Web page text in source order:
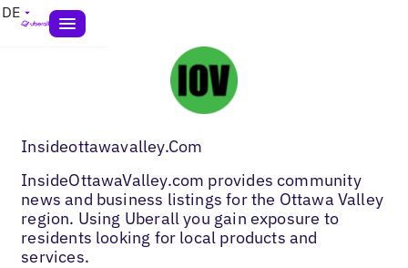
DE
Insideottawavalley.Com
InsideOttawaValley.com provides community
news and business listings for the Ottawa Valley
region. Using Uberall you gain exposure to
residents looking for local products and
services.